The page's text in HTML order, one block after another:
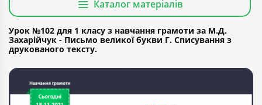
Каталог матеріалів
Урок №102 для 1 класу з навчання грамоти за М.Д.
Захарійчук - Письмо великої букви Г. Списування з
друкованого тексту.